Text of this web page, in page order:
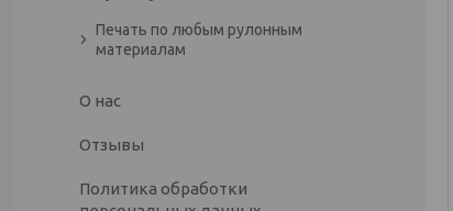
Печать по любым рулонным
материалам
О нас
Отзывы
Политика обработки